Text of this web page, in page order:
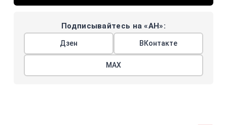
Подписывайтесь на «АН»:
Дзен ВКонтакте
МАХ